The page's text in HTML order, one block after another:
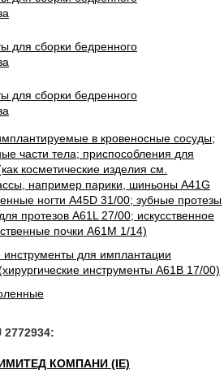
в кровеносные сосуды;
части тела; приспособления для
косметические изделия см.
например парики, шиньоны A41G
ногти A45D 31/00; зубные протезы
протезов A61L 27/00; искусственное
почки A61M 1/14)
для имплантации
инструменты A61B 17/00)
2772934:
КОМПАНИ (IE)